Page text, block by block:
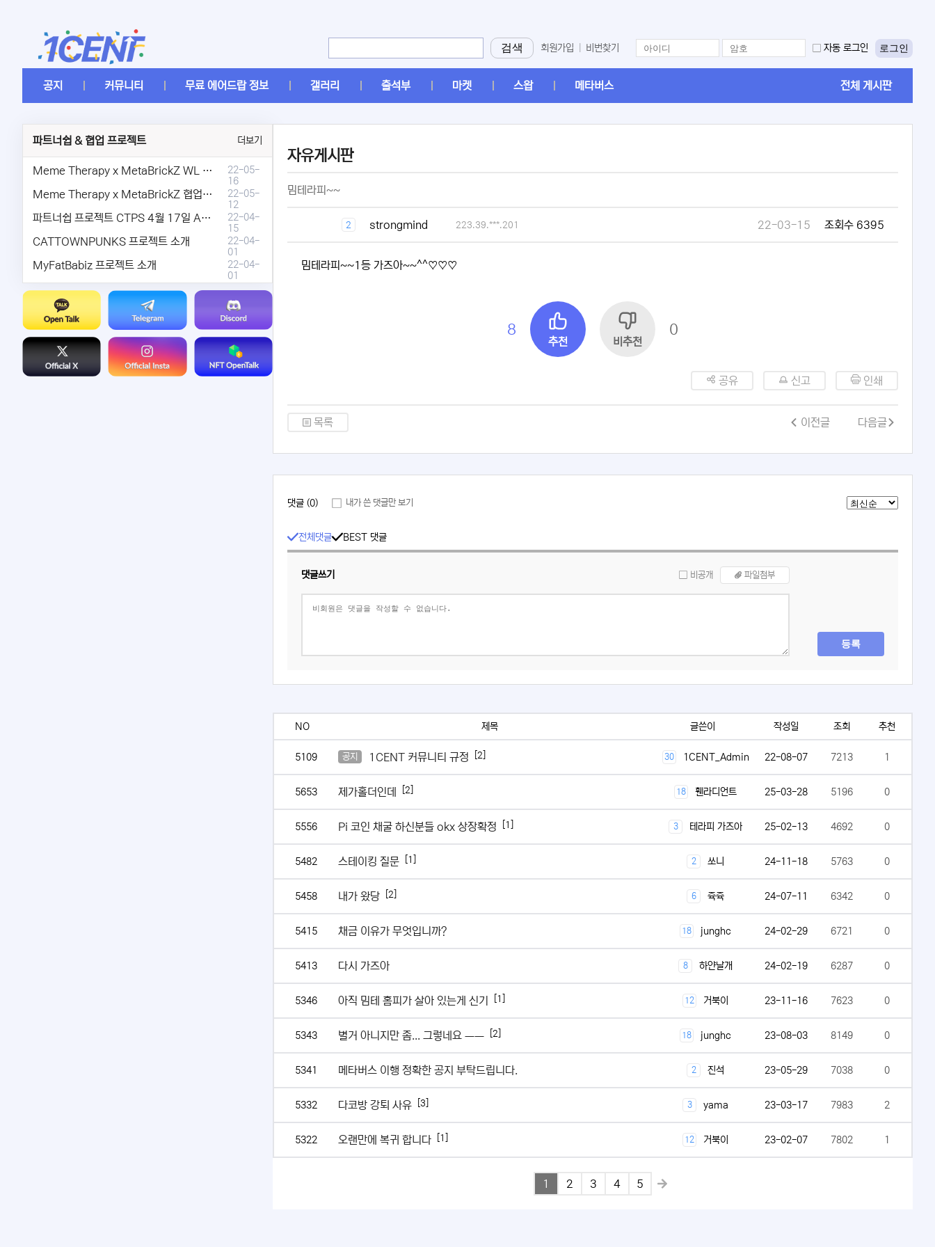
검색 회원가입 비번찾기 자동 로그인 로그인
공지 커뮤니티 무료 에어드랍 정보 갤러리 출석부 마켓 스왑 메타버스 전체 게시판
파트너쉽 & 협업 프로젝트 더보기
Meme Therapy x MetaBrickZ WL & AriDrop 이벤트 결과안내!
22-05-
16
Meme Therapy x MetaBrickZ 협업 & WL , AriDrop 이벤트 안내
22-05-
12
파트너쉽 프로젝트 CTPS 4월 17일 AMA안내.
22-04-
15
CATTOWNPUNKS 프로젝트 소개
22-04-
01
MyFatBabiz 프로젝트 소개
22-04-
01
자유게시판
밈테라피~~
2 strongmind 223.39.***.201 22-03-15 조회수 6395
밈테라피~~1등 가즈아~~^^♡♡♡
8
추천 비추천
0
공유 신고 인쇄
목록 이전글 다음글
댓글 (0) 내가 쓴 댓글만 보기
전체댓글 BEST 댓글
댓글쓰기 비공개 파일첨부
등록
NO 제목 글쓴이 작성일 조회 추천
5109 공지 1CENT 커뮤니티 규정 [2] 30 1CENT_Admin 22-08-07 7213 1
5653 제가홀더인데 [2] 18 휀라디언트 25-03-28 5196 0
5556 Pi 코인 채굴 하신분들 okx 상장확정 [1] 3 테라피 가즈아 25-02-13 4692 0
5482 스테이킹 질문 [1] 2 쏘니 24-11-18 5763 0
5458 내가 왔당 [2] 6 쥭쥭 24-07-11 6342 0
5415 채금 이유가 무엇입니까? 18 junghc 24-02-29 6721 0
5413 다시 가즈아 8 하얀날개 24-02-19 6287 0
5346 아직 밈테 홈피가 살아 있는게 신기 [1] 12 거북이 23-11-16 7623 0
5343 별거 아니지만 좀... 그렇네요 ㅡㅡ [2] 18 junghc 23-08-03 8149 0
5341 메타버스 이행 정확한 공지 부탁드립니다. 2 진석 23-05-29 7038 0
5332 다코방 강퇴 사유 [3] 3 yama 23-03-17 7983 2
5322 오랜만에 복귀 합니다 [1] 12 거북이 23-02-07 7802 1
1 2 3 4 5